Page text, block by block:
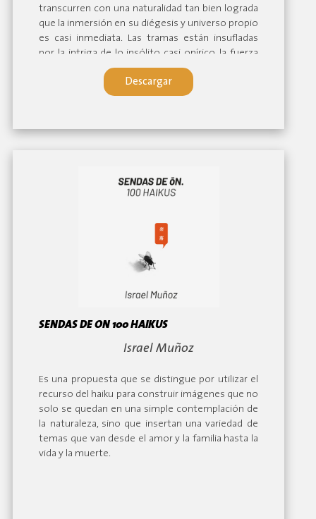
transcurren con una naturalidad tan bien lograda
que la inmersión en su diégesis y universo propio
es casi inmediata. Las tramas están insufladas
por la intriga de lo insólito casi onírico, la fuerza
de los personajes, la prosa precisa, configurando
así un universo envolvente por lo sui géneris. La
contemplación del mundo animal que alterna
mismas del ser humano, confiere una tensión
Descargar
SENDAS DE ON 100 HAIKUS
Israel Muñoz
Es una propuesta que se distingue por utilizar el
recurso del haiku para construir imágenes que no
solo se quedan en una simple contemplación de
la naturaleza, sino que insertan una variedad de
temas que van desde el amor y la familia hasta la
vida y la muerte.